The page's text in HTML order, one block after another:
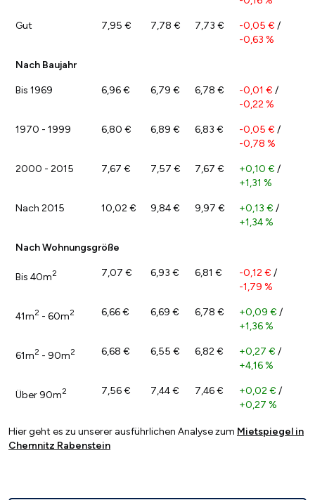
Gut 7,95 € 7,78 € 7,73 € -0,05 € /
-0,63 %
Nach Baujahr
Bis 1969 6,96 € 6,79 € 6,78 € -0,01 € /
-0,22 %
1970 - 1999 6,80 € 6,89 € 6,83 € -0,05 € /
-0,78 %
2000 - 2015 7,67 € 7,57 € 7,67 € +0,10 € /
+1,31 %
Nach 2015 10,02 € 9,84 € 9,97 € +0,13 € /
+1,34 %
Nach Wohnungsgröße
Bis 40m2 7,07 € 6,93 € 6,81 € -0,12 € /
-1,79 %
41m2 - 60m2 6,66 € 6,69 € 6,78 € +0,09 € /
+1,36 %
61m2 - 90m2 6,68 € 6,55 € 6,82 € +0,27 € /
+4,16 %
Über 90m2 7,56 € 7,44 € 7,46 € +0,02 € /
+0,27 %
Hier geht es zu unserer ausführlichen Analyse zum Mietspiegel in
Chemnitz Rabenstein